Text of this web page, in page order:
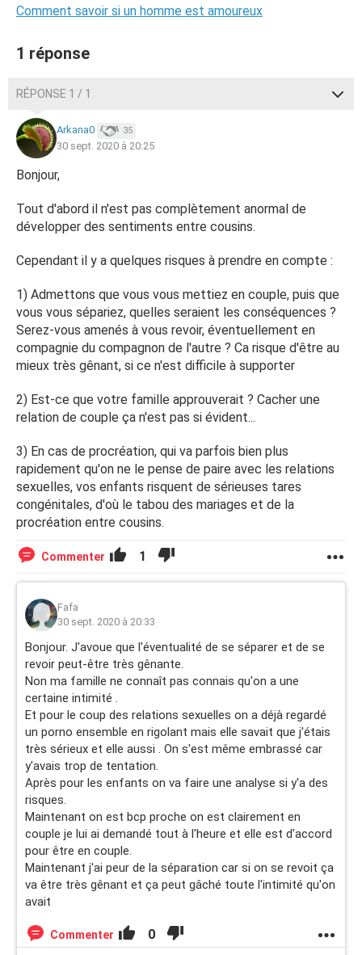
Comment savoir si un homme est amoureux
1 réponse
RÉPONSE 1 / 1
Arkana0 35
30 sept. 2020 à 20:25
Bonjour,
Tout d'abord il n'est pas complètement anormal de
développer des sentiments entre cousins.
Cependant il y a quelques risques à prendre en compte :
1) Admettons que vous vous mettiez en couple, puis que
vous vous sépariez, quelles seraient les conséquences ?
Serez-vous amenés à vous revoir, éventuellement en
compagnie du compagnon de l'autre ? Ca risque d'être au
mieux très gênant, si ce n'est difficile à supporter
2) Est-ce que votre famille approuverait ? Cacher une
relation de couple ça n'est pas si évident...
3) En cas de procréation, qui va parfois bien plus
rapidement qu'on ne le pense de paire avec les relations
sexuelles, vos enfants risquent de sérieuses tares
congénitales, d'où le tabou des mariages et de la
procréation entre cousins.
Commenter 1
Fafa
30 sept. 2020 à 20:33
Bonjour. J'avoue que l'éventualité de se séparer et de se
revoir peut-être très gênante.
Non ma famille ne connaît pas connais qu'on a une
certaine intimité .
Et pour le coup des relations sexuelles on a déjà regardé
un porno ensemble en rigolant mais elle savait que j'étais
très sérieux et elle aussi . On s'est même embrassé car
y'avais trop de tentation.
Après pour les enfants on va faire une analyse si y'a des
risques.
Maintenant on est bcp proche on est clairement en
couple je lui ai demandé tout à l'heure et elle est d'accord
pour être en couple.
Maintenant j'ai peur de la séparation car si on se revoit ça
va être très gênant et ça peut gâché toute l'intimité qu'on
avait
Commenter 0